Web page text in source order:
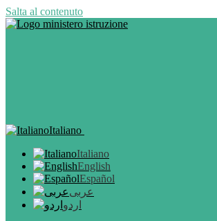
Salta al contenuto
Italiano
Italiano
English
Español
عربى
اردو